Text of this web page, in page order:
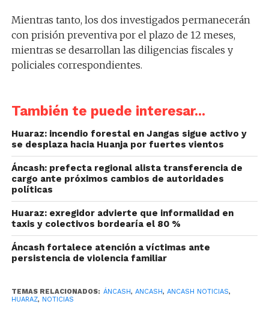
Mientras tanto, los dos investigados permanecerán
con prisión preventiva por el plazo de 12 meses,
mientras se desarrollan las diligencias fiscales y
policiales correspondientes.
También te puede interesar...
Huaraz: incendio forestal en Jangas sigue activo y
se desplaza hacia Huanja por fuertes vientos
Áncash: prefecta regional alista transferencia de
cargo ante próximos cambios de autoridades
políticas
Huaraz: exregidor advierte que informalidad en
taxis y colectivos bordearía el 80 %
Áncash fortalece atención a víctimas ante
persistencia de violencia familiar
TEMAS RELACIONADOS: ÁNCASH, ANCASH, ANCASH NOTICIAS,
HUARAZ, NOTICIAS